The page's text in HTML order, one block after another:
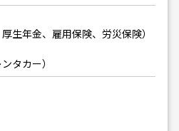
生年金、雇用保険、労災保険）
タカー）